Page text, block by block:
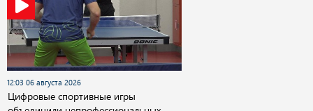
12:03 06 августа 2026
Цифровые спортивные игры